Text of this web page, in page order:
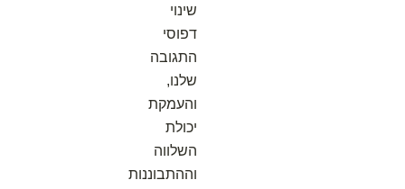
שינוי
דפוסי
התגובה
שלנו,
והעמקת
יכולת
השלווה
וההתבוננות